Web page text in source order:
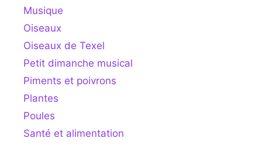
Musique
Oiseaux
Oiseaux de Texel
Petit dimanche musical
Piments et poivrons
Plantes
Poules
Santé et alimentation